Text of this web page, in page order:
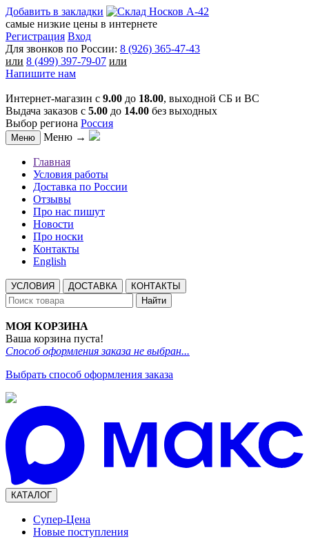
Добавить в закладки
самые низкие цены в интернете
Регистрация Вход
Для звонков по России: 8 (926) 365-47-43
или 8 (499) 397-79-07 или
Напишите нам
Интернет-магазин с 9.00 до 18.00, выходной СБ и ВС
Выдача заказов с 5.00 до 14.00 без выходных
Выбор региона Россия
Меню Меню →
Главная
Условия работы
Доставка по России
Отзывы
Про нас пишут
Новости
Про носки
Контакты
English
УСЛОВИЯ ДОСТАВКА
КОНТАКТЫ
Найти
МОЯ КОРЗИНА
Ваша корзина пуста!
Способ оформления заказа не выбран...
Выбрать способ оформления заказа
КАТАЛОГ
Супер-Цена
Новые поступления